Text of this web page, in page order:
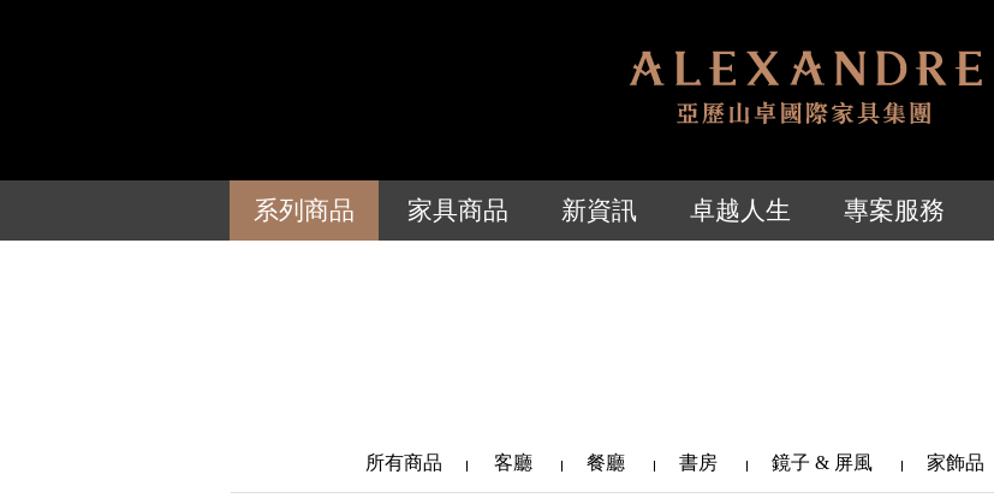
系列商品 家具商品 新資訊 卓越人生 專案服務
所有商品 客廳 餐廳 書房 鏡子 & 屏風 家飾品